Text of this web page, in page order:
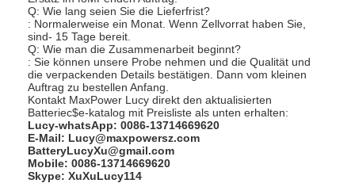
Q: Wie lang seien Sie die Lieferfrist?
: Normalerweise ein Monat. Wenn Zellvorrat haben Sie,
sind- 15 Tage bereit.
Q: Wie man die Zusammenarbeit beginnt?
: Sie können unsere Probe nehmen und die Qualität und
die verpackenden Details bestätigen. Dann vom kleinen
Auftrag zu bestellen Anfang.
Kontakt MaxPower Lucy direkt den aktualisierten
Batteriec$e-katalog mit Preisliste als unten erhalten:
Lucy-whatsApp: 0086-13714669620
E-Mail: Lucy@maxpowersz.com
BatteryLucyXu@gmail.com
Mobile: 0086-13714669620
Skype: XuXuLucy114